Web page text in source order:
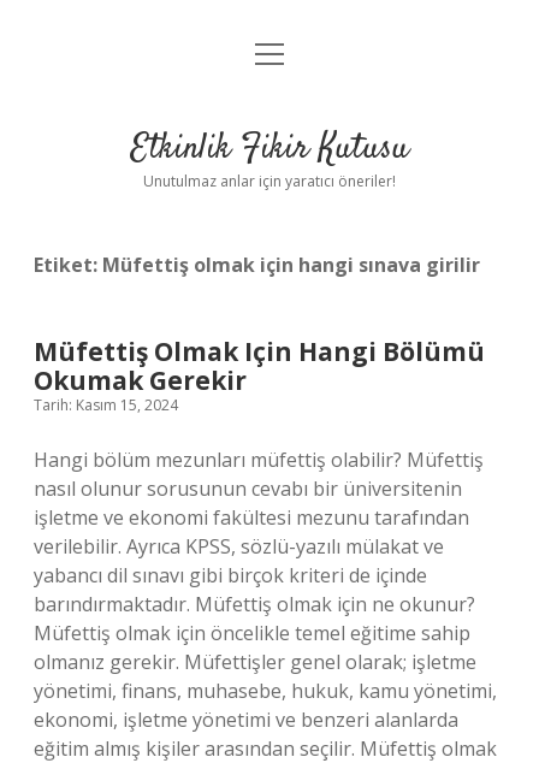
Anasayfa
Yasal Uyarı
menüyü
Etkinlik Fikir Kutusu
Unutulmaz anlar için yaratıcı öneriler!
Etiket: Müfettiş olmak için hangi sınava girilir
Müfettiş Olmak Için Hangi Bölümü
Okumak Gerekir
Tarih: Kasım 15, 2024
Hangi bölüm mezunları müfettiş olabilir? Müfettiş
nasıl olunur sorusunun cevabı bir üniversitenin
işletme ve ekonomi fakültesi mezunu tarafından
verilebilir. Ayrıca KPSS, sözlü-yazılı mülakat ve
yabancı dil sınavı gibi birçok kriteri de içinde
barındırmaktadır. Müfettiş olmak için ne okunur?
Müfettiş olmak için öncelikle temel eğitime sahip
olmanız gerekir. Müfettişler genel olarak; işletme
yönetimi, finans, muhasebe, hukuk, kamu yönetimi,
ekonomi, işletme yönetimi ve benzeri alanlarda
eğitim almış kişiler arasından seçilir. Müfettiş olmak